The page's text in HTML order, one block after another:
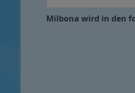
Milbona wird in den